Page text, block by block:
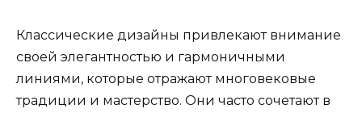
Классические дизайны привлекают внимание
своей элегантностью и гармоничными
линиями, которые отражают многовековые
традиции и мастерство. Они часто сочетают в